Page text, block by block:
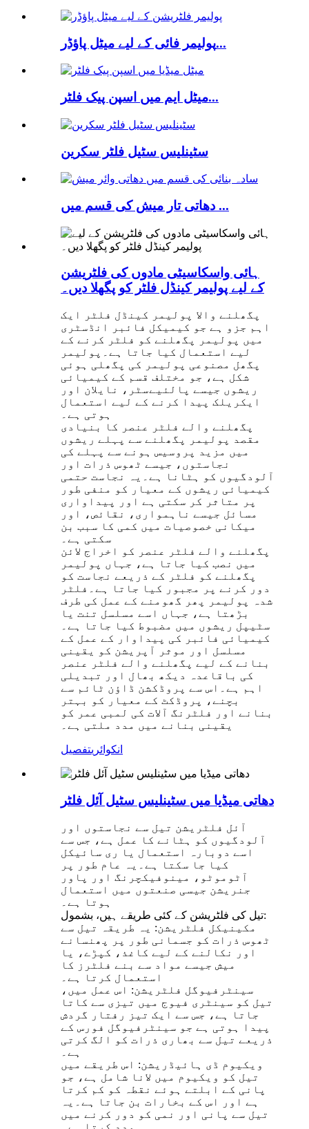
پولیمر فائی کے لیے میٹل پاؤڈر...
میٹل ایم میں اسپن پیک فلٹر...
سٹینلیس سٹیل فلٹر سکرین
دھاتی تار میش کی قسم میں ...
ہائی واسکاسیٹی مادوں کی فلٹریشن
کے لیے پولیمر کینڈل فلٹر کو پگھلا دیں۔
پگھلنے والا پولیمر کینڈل فلٹر ایک
اہم جزو ہے جو کیمیکل فائبر انڈسٹری
میں پولیمر پگھلنے کو فلٹر کرنے کے
لیے استعمال کیا جاتا ہے۔پولیمر
پگھل مصنوعی پولیمر کی پگھلی ہوئی
شکل ہے، جو مختلف قسم کے کیمیائی
ریشوں جیسے پالئیےسٹر، نایلان اور
ایکریلک پیدا کرنے کے لیے استعمال
ہوتی ہے۔
پگھلنے والے فلٹر عنصر کا بنیادی
مقصد پولیمر پگھلنے سے پہلے ریشوں
میں مزید پروسیس ہونے سے پہلے کی
نجاستوں، جیسے ٹھوس ذرات اور
آلودگیوں کو ہٹانا ہے۔یہ نجاست حتمی
کیمیائی ریشوں کے معیار کو منفی طور
پر متاثر کر سکتی ہے اور پیداواری
مسائل جیسے ناہمواری، نقائص، اور
میکانی خصوصیات میں کمی کا سبب بن
سکتی ہے۔
پگھلنے والے فلٹر عنصر کو اخراج لائن
میں نصب کیا جاتا ہے، جہاں پولیمر
پگھلنے کو فلٹر کے ذریعے نجاست کو
دور کرنے پر مجبور کیا جاتا ہے۔فلٹر
شدہ پولیمر پھر گھومنے کے عمل کی طرف
بڑھتا ہے، جہاں اسے مسلسل تنت یا
سٹیپل ریشوں میں مضبوط کیا جاتا ہے۔
کیمیائی فائبر کی پیداوار کے عمل کے
مسلسل اور موثر آپریشن کو یقینی
بنانے کے لیے پگھلنے والے فلٹر عنصر
کی باقاعدہ دیکھ بھال اور تبدیلی
اہم ہے۔اس سے پروڈکشن ڈاؤن ٹائم سے
بچنے، پروڈکٹ کے معیار کو بہتر
بنانے اور فلٹرنگ آلات کی لمبی عمر کو
یقینی بنانے میں مدد ملتی ہے۔
انکوائریتفصیل
دھاتی میڈیا میں سٹینلیس سٹیل آئل فلٹر
آئل فلٹریشن تیل سے نجاستوں اور
آلودگیوں کو ہٹانے کا عمل ہے، جس سے
اسے دوبارہ استعمال یا ری سائیکل
کیا جا سکتا ہے۔یہ عام طور پر
آٹوموٹو، مینوفیکچرنگ اور پاور
جنریشن جیسی صنعتوں میں استعمال
ہوتا ہے۔
تیل کی فلٹریشن کے کئی طریقے ہیں، بشمول:
مکینیکل فلٹریشن: یہ طریقہ تیل سے
ٹھوس ذرات کو جسمانی طور پر پھنسانے
اور نکالنے کے لیے کاغذ، کپڑے، یا
میش جیسے مواد سے بنے فلٹرز کا
استعمال کرتا ہے۔
سینٹرفیوگل فلٹریشن: اس عمل میں،
تیل کو سینٹری فیوج میں تیزی سے کاتا
جاتا ہے، جس سے ایک تیز رفتار گردش
پیدا ہوتی ہے جو سینٹرفیوگل فورس کے
ذریعے تیل سے بھاری ذرات کو الگ کرتی
ہے۔
ویکیوم ڈی ہائیڈریشن: اس طریقے میں
تیل کو ویکیوم میں لانا شامل ہے، جو
پانی کے ابلتے ہوئے نقطہ کو کم کرتا
ہے اور اس کے بخارات بن جاتا ہے۔یہ
تیل سے پانی اور نمی کو دور کرنے میں
مدد کرتا ہے۔